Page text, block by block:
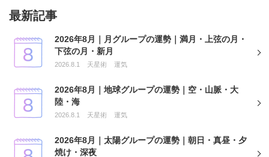
最新記事
2026年8月｜月グループの運勢｜満月・上弦の月・
下弦の月・新月
2026.8.1 天星術 運気
2026年8月｜地球グループの運勢｜空・山脈・大
陸・海
2026.8.1 天星術 運気
2026年8月｜太陽グループの運勢｜朝日・真昼・夕
焼け・深夜